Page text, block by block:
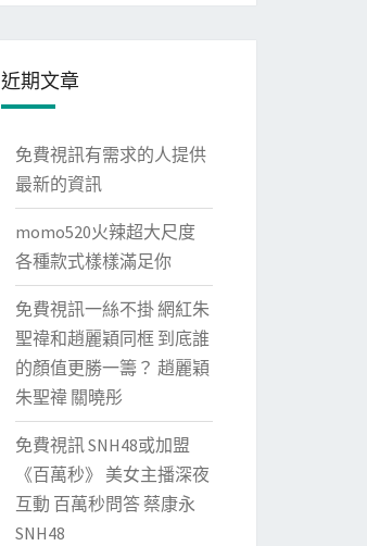
近期文章
免費視訊有需求的人提供
最新的資訊
momo520火辣超大尺度
各種款式樣樣滿足你
免費視訊一絲不掛 網紅朱
聖禕和趙麗穎同框 到底誰
的顏值更勝一籌？ 趙麗穎
朱聖禕 關曉彤
免費視訊 SNH48或加盟
《百萬秒》 美女主播深夜
互動 百萬秒問答 蔡康永
SNH48